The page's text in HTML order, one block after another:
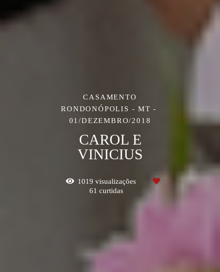
CASAMENTO
RONDONÓPOLIS - MT
01/DEZEMBRO/2018
CAROL E
VINICIUS
1019 visualizações
61 curtidas